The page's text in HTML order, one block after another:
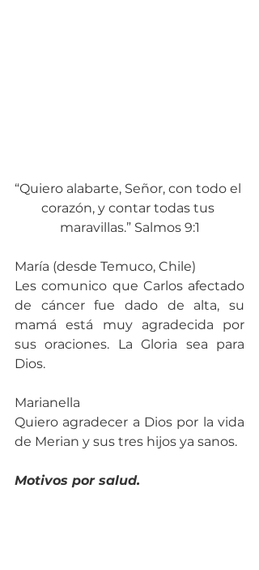
“Quiero alabarte, Señor, con todo el
corazón, y contar todas tus
maravillas.” Salmos 9:1
María (desde Temuco, Chile)
Les comunico que Carlos afectado
de cáncer fue dado de alta, su
mamá está muy agradecida por
sus oraciones. La Gloria sea para
Dios.
Marianella
Quiero agradecer a Dios por la vida
de Merian y sus tres hijos ya sanos.
Motivos por salud.